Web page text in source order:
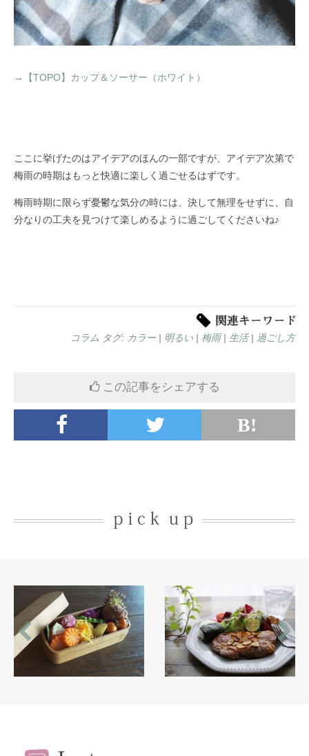
→【TOPO】カップ＆ソーサー（ホワイト）
ここに挙げたのはアイデアのほんの一部ですが、アイデア次第で
梅雨の時期はもっと快適に楽しく過ごせるはずです。
梅雨時期に限らず憂鬱な気分の時には、決して無理をせずに、自
分なりの工夫を見つけて楽しめるように過ごしてくださいね♪
コラム タグ: カラー | 明るい | 梅雨| 生活| 過ごし方
この記事をシェアする
B!